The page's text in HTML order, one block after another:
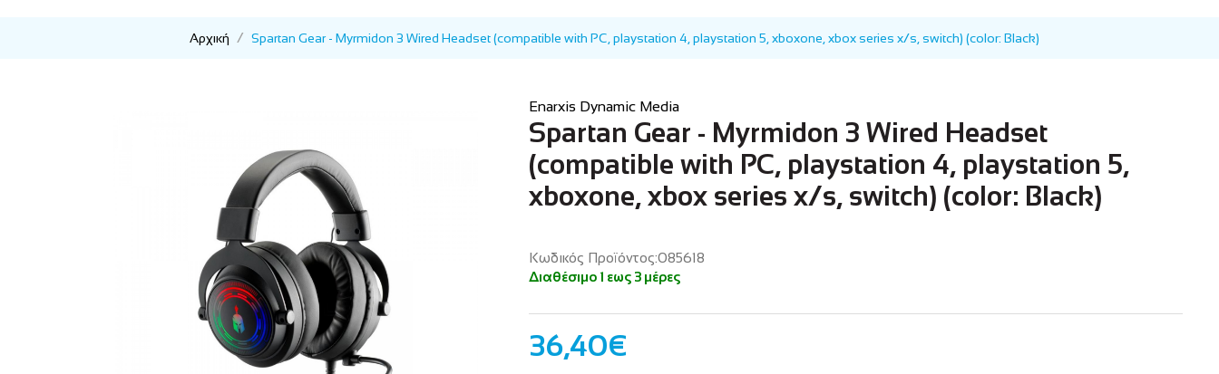
Αρχική Spartan Gear - Myrmidon 3 Wired Headset (compatible with PC, playstation 4, playstation 5, xboxone, xbox series x/s, switch) (color: Black)
Enarxis Dynamic Media
Spartan Gear - Myrmidon 3 Wired Headset
(compatible with PC, playstation 4, playstation 5,
xboxone, xbox series x/s, switch) (color: Black)
Κωδικός Προϊόντος:085618
Διαθέσιμο 1 εως 3 μέρες
36,40€